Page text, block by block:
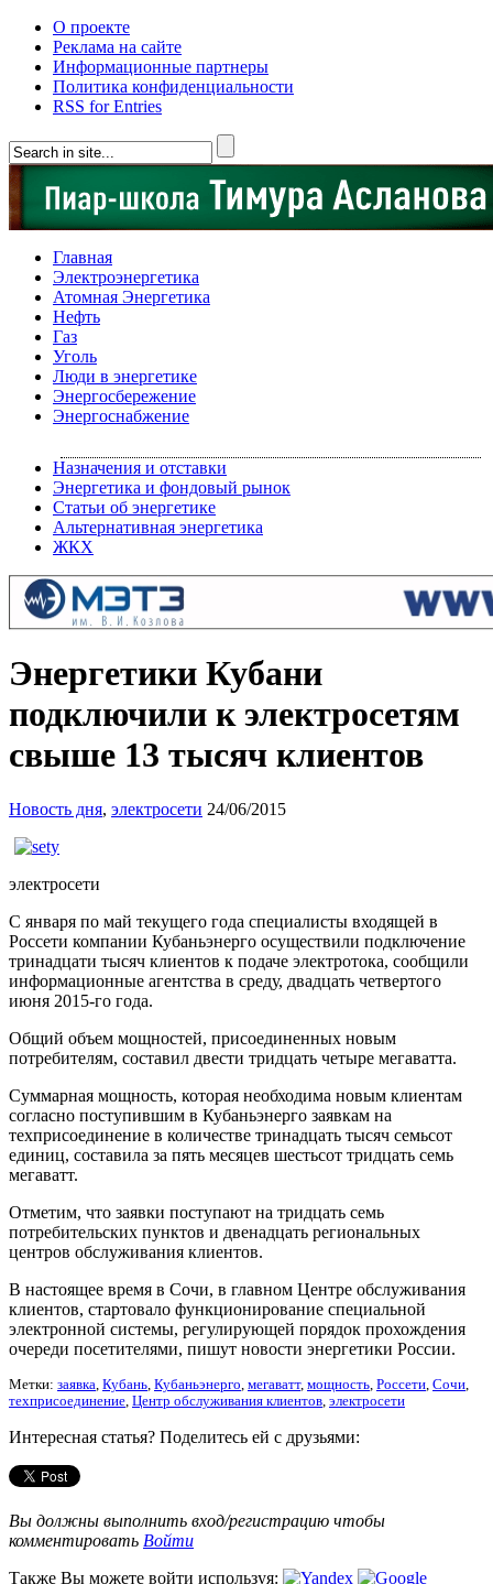
О проекте
Реклама на сайте
Информационные партнеры
Политика конфиденциальности
RSS for Entries
Главная
Электроэнергетика
Атомная Энергетика
Нефть
Газ
Уголь
Люди в энергетике
Энергосбережение
Энергоснабжение
Назначения и отставки
Энергетика и фондовый рынок
Статьи об энергетике
Альтернативная энергетика
ЖКХ
Энергетики Кубани
подключили к электросетям
свыше 13 тысяч клиентов
Новость дня, электросети 24/06/2015
электросети
С января по май текущего года специалисты входящей в
Россети компании Кубаньэнерго осуществили подключение
тринадцати тысяч клиентов к подаче электротока, сообщили
информационные агентства в среду, двадцать четвертого
июня 2015-го года.
Общий объем мощностей, присоединенных новым
потребителям, составил двести тридцать четыре мегаватта.
Суммарная мощность, которая необходима новым клиентам
согласно поступившим в Кубаньэнерго заявкам на
техприсоединение в количестве тринадцать тысяч семьсот
единиц, составила за пять месяцев шестьсот тридцать семь
мегаватт.
Отметим, что заявки поступают на тридцать семь
потребительских пунктов и двенадцать региональных
центров обслуживания клиентов.
В настоящее время в Сочи, в главном Центре обслуживания
клиентов, стартовало функционирование специальной
электронной системы, регулирующей порядок прохождения
очереди посетителями, пишут новости энергетики России.
Метки: заявка, Кубань, Кубаньэнерго, мегаватт, мощность, Россети, Сочи,
техприсоединение, Центр обслуживания клиентов, электросети
Интересная статья? Поделитесь ей с друзьями:
Вы должны выполнить вход/регистрацию чтобы
комментировать Войти
Также Вы можете войти используя: